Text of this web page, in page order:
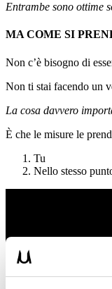
Entrambe sono ottime
MA COME SI
Non c’è bisogno di
Non ti stai facendo un
La cosa davvero
È che le misure le
Tu
Nello stesso